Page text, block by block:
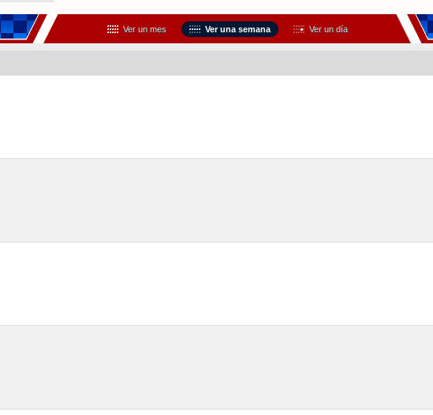
Ver un mes Ver una semana Ver un día